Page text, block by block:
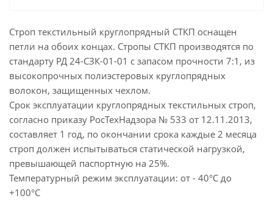
Строп текстильный круглопрядный СТКП оснащен
петли на обоих концах. Стропы СТКП производятся по
стандарту РД 24-СЗК-01-01 с запасом прочности 7:1, из
высокопрочных полиэстеровых круглопрядных
волокон, защищенных чехлом.
Срок эксплуатации круглопрядных текстильных строп,
согласно приказу РосТехНадзора № 533 от 12.11.2013,
составляет 1 год, по окончании срока каждые 2 месяца
строп должен испытываться статической нагрузкой,
превышающей паспортную на 25%.
Температурный режим эксплуатации: от - 40°С до
+100°С